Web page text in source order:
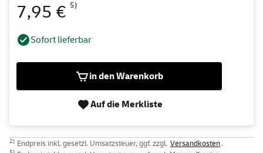
7,95 € 5)
Sofort lieferbar
in den Warenkorb
Auf die Merkliste
2) Endpreis inkl. gesetzl. Umsatzsteuer, ggf. zzgl. Versandkosten.